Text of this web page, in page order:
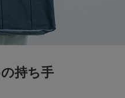
持ち手